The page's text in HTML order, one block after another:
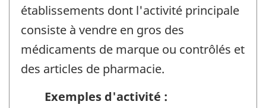
établissements dont l'activité principale
consiste à vendre en gros des
médicaments de marque ou contrôlés et
des articles de pharmacie.
Exemples d'activité :